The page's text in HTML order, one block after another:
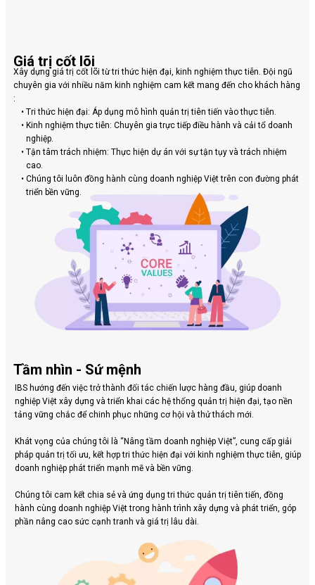
Giá trị cốt lõi
Xây dựng giá trị cốt lõi từ tri thức hiện đại, kinh nghiệm thực tiễn. Đội ngũ
chuyên gia với nhiều năm kinh nghiệm cam kết mang đến cho khách hàng
:
Tri thức hiện đại: Áp dụng mô hình quản trị tiên tiến vào thực tiễn.
Kinh nghiệm thực tiễn: Chuyên gia trực tiếp điều hành và cải tổ doanh
nghiệp.
Tận tâm trách nhiệm: Thực hiện dự án với sự tận tụy và trách nhiệm
cao.
Chúng tôi luôn đồng hành cùng doanh nghiệp Việt trên con đường phát
triển bền vững.
Tầm nhìn - Sứ mệnh
IBS hướng đến việc trở thành đối tác chiến lược hàng đầu, giúp doanh
nghiệp Việt xây dựng và triển khai các hệ thống quản trị hiện đại, tạo nền
tảng vững chắc để chinh phục những cơ hội và thử thách mới.
Khát vọng của chúng tôi là “Nâng tầm doanh nghiệp Việt”, cung cấp giải
pháp quản trị tối ưu, kết hợp tri thức hiện đại với kinh nghiệm thực tiễn, giúp
doanh nghiệp phát triển mạnh mẽ và bền vững.
Chúng tôi cam kết chia sẻ và ứng dụng tri thức quản trị tiên tiến, đồng
hành cùng doanh nghiệp Việt trong hành trình xây dựng và phát triển, góp
phần nâng cao sức cạnh tranh và giá trị lâu dài.